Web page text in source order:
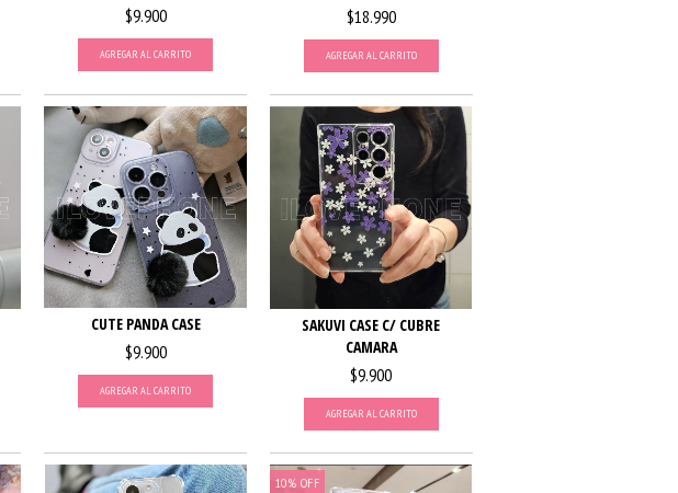
$9.900
AGREGAR AL CARRITO
$18.990
AGREGAR AL CARRITO
CUTE PANDA CASE
$9.900
AGREGAR AL CARRITO
SAKUVI CASE C/ CUBRE
CAMARA
$9.900
AGREGAR AL CARRITO
10% OFF